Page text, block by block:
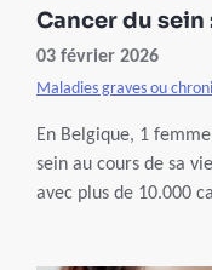
Cancer du sein
03 février 2026
Maladies graves ou
En Belgique, 1
sein au cours de sa
avec plus de 10.000